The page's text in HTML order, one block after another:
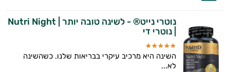
נוטרי נייט® - לשינה טובה יותר | Nutri Night
| נוטרי די
השינה היא מרכיב עיקרי בבריאות שלנו. כשהשינה
לא...
אני יועץ הבריאות האישי AI של טבע בריא.
התשובות שלי מבוססות על מאגרי מידע קליניים
וספרות מקצועית בתחומי הרפואה הטבעית
ותזונת הספורט.